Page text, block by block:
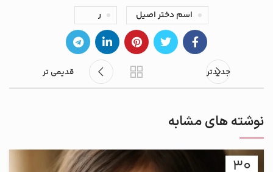
اسم دختر اصیل ر
جدیدتر قدیمی تر
نوشته های مشابه
30